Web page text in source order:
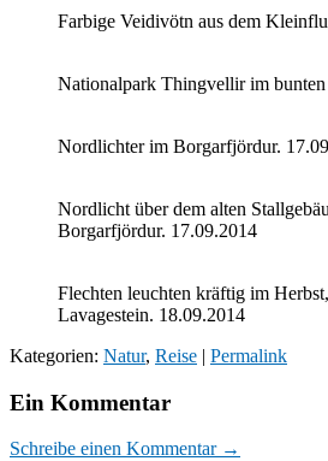
Farbige Veidivötn aus dem
Nationalpark Thingvellir im
Nordlichter im Borgarfjördur.
Nordlicht über dem alten
Borgarfjördur. 17.09.2014
Flechten leuchten kräftig im
Lavagestein. 18.09.2014
Kategorien: Natur, Reise | Permalink
Ein Kommentar
Schreibe einen Kommentar →